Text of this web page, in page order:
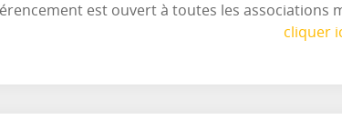
est ouvert à toutes les
cliquer